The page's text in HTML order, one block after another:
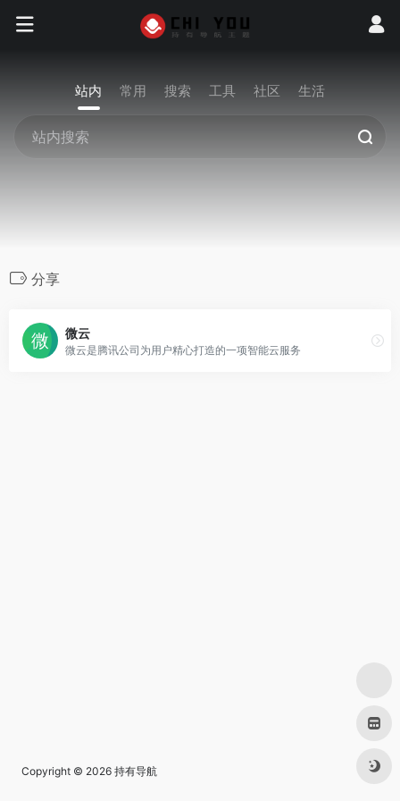
站内 常用 搜索 工具 社区 生活
分享
微云
微云是腾讯公司为用户精心打造的一项智能云服务
Copyright © 2026 持有导航